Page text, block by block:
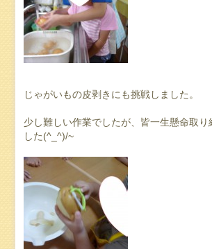
じゃがいもの皮剥きにも挑戦しました。
少し難しい作業でしたが、皆一生懸命取り
した(^_^)/~